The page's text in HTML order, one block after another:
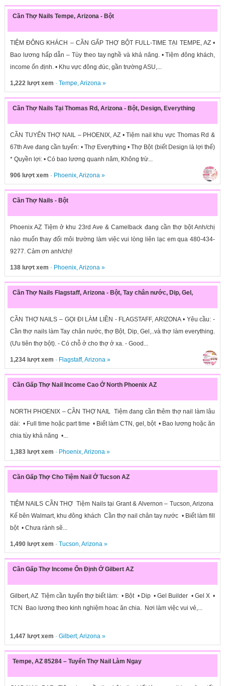
Cần Thợ Nails Tempe, Arizona - Bột
TIỆM ĐÔNG KHÁCH – CẦN GẤP THỢ BỘT FULL-TIME TẠI TEMPE, AZ •
Bao lương hấp dẫn – Tùy theo tay nghề và khả năng. • Tiệm đông khách,
income ổn định. • Khu vực đông đúc, gần trường ASU,...
1,222 lượt xem · Tempe,Arizona»
Cần Thợ Nails Tại Thomas Rd, Arizona - Bột, Design, Everything
CẦN TUYỂN THỢ NAIL – PHOENIX, AZ • Tiệm nail khu vực Thomas Rd &
67th Ave đang cần tuyển: • Thợ Everything • Thợ Bột (biết Design là lợi thế)
* Quyền lợi: • Có bao lương quanh năm, Không trừ...
906 lượt xem · Phoenix,Arizona»
Cần Thợ Nails - Bột
Phoenix AZ Tiệm ở khu 23rd Ave & Camelback đang cần thợ bột Anh/chị
nào muốn thay đổi môi trường làm việc vui lòng liên lạc em qua 480-434-
9277. Cảm ơn anh/chị!
138 lượt xem · Phoenix,Arizona»
Cần Thợ Nails Flagstaff, Arizona - Bột, Tay chân nước, Dip, Gel,
CẦN THỢ NAILS – GỌI ĐI LÀM LIỀN - FLAGSTAFF, ARIZONA • Yêu cầu: -
Cần thợ nails làm Tay chân nước, thợ Bột, Dip, Gel,..và thợ làm everything.
(Ưu tiên thợ bột). - Có chỗ ở cho thợ ở xa. - Good...
1,234 lượt xem · Flagstaff,Arizona»
Cần Gấp Thợ Nail Income Cao Ở North Phoenix AZ
NORTH PHOENIX – CẦN THỢ NAIL Tiệm đang cần thêm thợ nail làm lâu
dài: • Full time hoặc part time • Biết làm CTN, gel, bột • Bao lương hoặc ăn
chia tùy khả năng •...
1,383 lượt xem · Phoenix,Arizona»
Cần Gấp Thợ Cho Tiệm Nail Ở Tucson AZ
TIỆM NAILS CẦN THỢ Tiệm Nails tại Grant & Alvernon – Tucson, Arizona
Kế bên Walmart, khu đông khách Cần thợ nail chân tay nước • Biết làm fill
bột • Chưa rành sẽ...
1,490 lượt xem · Tucson,Arizona»
Cần Gấp Thợ Income Ổn Định Ở Gilbert AZ
Gilbert, AZ Tiệm cần tuyển thợ biết làm: • Bột • Dip • Gel Builder • Gel X •
TCN Bao lương theo kinh nghiệm hoac ăn chia. Nơi làm việc vui vẻ,...
1,447 lượt xem · Gilbert,Arizona»
Tempe, AZ 85284 – Tuyển Thợ Nail Làm Ngay